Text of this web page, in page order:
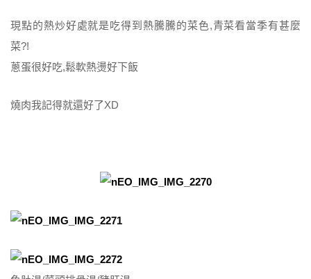
現點的熱炒好處就是吃得到熱騰騰的菜色,青菜看當季有甚麼
菜?!
蔥蛋很好吃,鬆軟熱燙好下飯
燒肉我記得就還好了XD